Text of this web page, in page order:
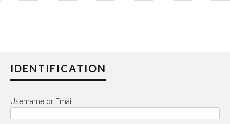
IDENTIFICATION
Username or Email